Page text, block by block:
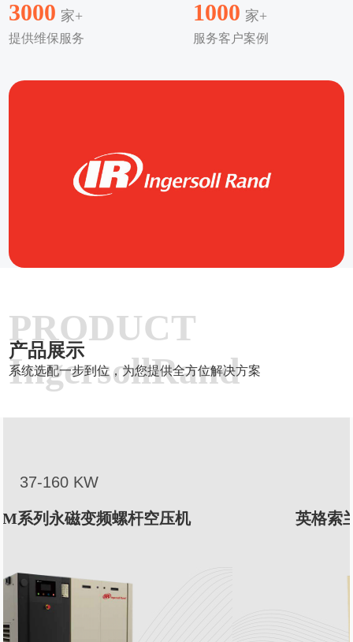
3000 家+
提供维保服务
1000 家+
服务客户案例
PRODUCT
IngersollRand
产品展示
系统选配一步到位，为您提供全方位解决方案
英格索兰W系列无油涡旋空压机